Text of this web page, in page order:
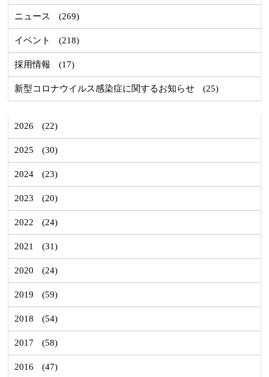
ニュース (269)
イベント (218)
採用情報 (17)
新型コロナウイルス感染症に関するお知らせ (25)
2026 (22)
2025 (30)
2024 (23)
2023 (20)
2022 (24)
2021 (31)
2020 (24)
2019 (59)
2018 (54)
2017 (58)
2016 (47)